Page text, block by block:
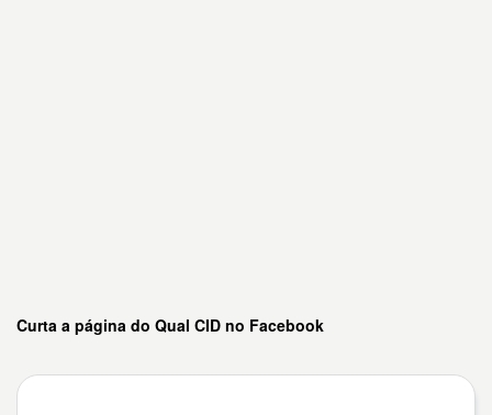
Curta a página do Qual CID no Facebook